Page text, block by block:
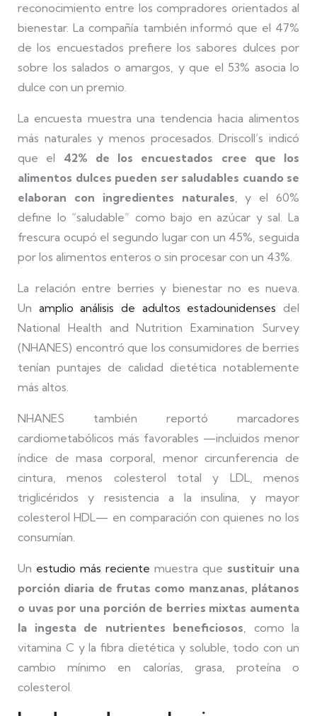
reconocimiento entre los compradores orientados al
bienestar. La compañía también informó que el 47%
de los encuestados prefiere los sabores dulces por
sobre los salados o amargos, y que el 53% asocia lo
dulce con un premio.
La encuesta muestra una tendencia hacia alimentos
más naturales y menos procesados. Driscoll’s indicó
que el 42% de los encuestados cree que los
alimentos dulces pueden ser saludables cuando se
elaboran con ingredientes naturales, y el 60%
define lo “saludable” como bajo en azúcar y sal. La
frescura ocupó el segundo lugar con un 45%, seguida
por los alimentos enteros o sin procesar con un 43%.
La relación entre berries y bienestar no es nueva.
Un amplio análisis de adultos estadounidenses del
National Health and Nutrition Examination Survey
(NHANES) encontró que los consumidores de berries
tenían puntajes de calidad dietética notablemente
más altos.
NHANES también reportó marcadores
cardiometabólicos más favorables —incluidos menor
índice de masa corporal, menor circunferencia de
cintura, menos colesterol total y LDL, menos
triglicéridos y resistencia a la insulina, y mayor
colesterol HDL— en comparación con quienes no los
consumían.
Un estudio más reciente muestra que sustituir una
porción diaria de frutas como manzanas, plátanos
o uvas por una porción de berries mixtas aumenta
la ingesta de nutrientes beneficiosos, como la
vitamina C y la fibra dietética y soluble, todo con un
cambio mínimo en calorías, grasa, proteína o
colesterol.